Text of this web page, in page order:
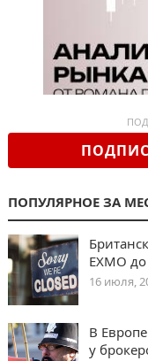
ПОПУЛЯРНОЕ ЗА
EXMO
16 июля,
В
у